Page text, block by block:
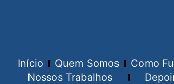
Início Quem Somos Como
Nossos Trabalhos